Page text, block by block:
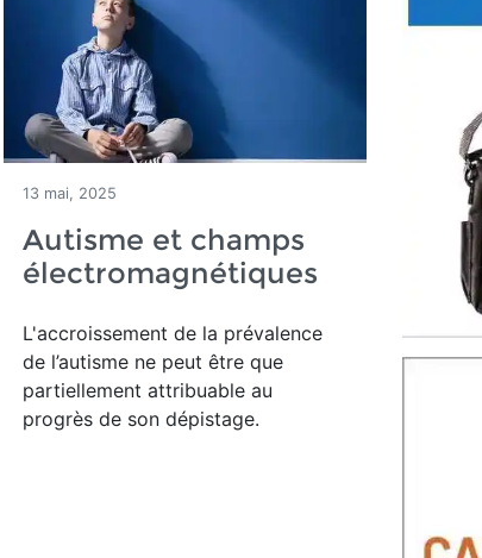
13 mai, 2025
Autisme et champs
électromagnétiques
L'accroissement de la prévalence
de l’autisme ne peut être que
partiellement attribuable au
progrès de son dépistage.